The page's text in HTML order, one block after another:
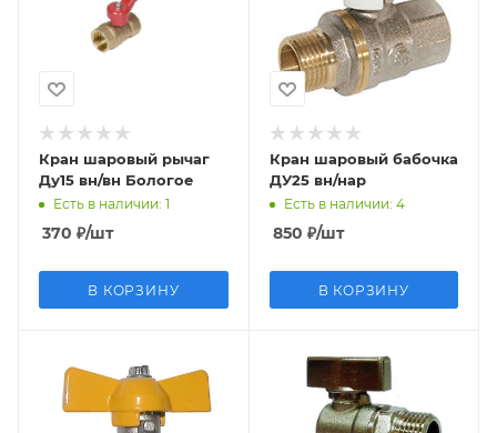
Кран шаровый рычаг
Ду15 вн/вн Бологое
Есть в наличии: 1
370 ₽/шт
В КОРЗИНУ
Кран шаровый бабочка
ДУ25 вн/нар
Есть в наличии: 4
850 ₽/шт
В КОРЗИНУ